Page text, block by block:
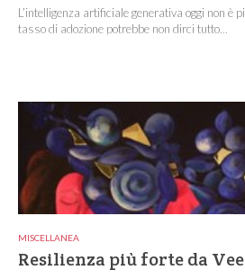
L’intelligenza artificiale generativa oggi non è
tasso di adozione potrebbe non dirci tutto...
MISCELLANEA
Resilienza più forte da